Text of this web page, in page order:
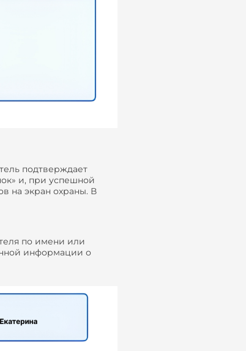
подтверждает
и, при успешной
на экран охраны. В
по имени или
информации о